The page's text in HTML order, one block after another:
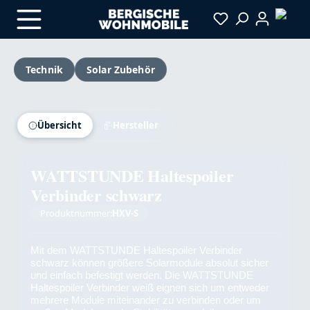
Zum Hauptinhalt springen
Technik
Solar Zubehör
Übersicht Hersteller
WATTSTUNDE Haltespoiler
Verbinder schwarz
Produktnummer: HXV-S
Mit dem WATTSTUNDE Haltespoiler Verbinder
schwarz können größere Solarmodule absolut sicher
und einfach befestigt werden. Die WATTSTUNDE
Haltespoiler Verbinder weiß eignen sich um entweder
mehrere Module miteinander zu verbinden oder um